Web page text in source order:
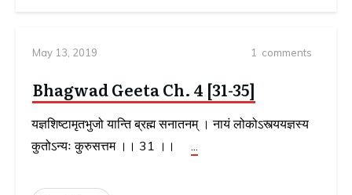
May 13, 2019 1 comments
Bhagwad Geeta Ch. 4 [31-35]
यज्ञशिष्टामृतभुजो यान्ति ब्रह्म सनातनम्‌ । नायं लोकोऽस्त्ययज्ञस्य
कुतोऽन्यः कुरुसत्तम ।। 31 ।। ...